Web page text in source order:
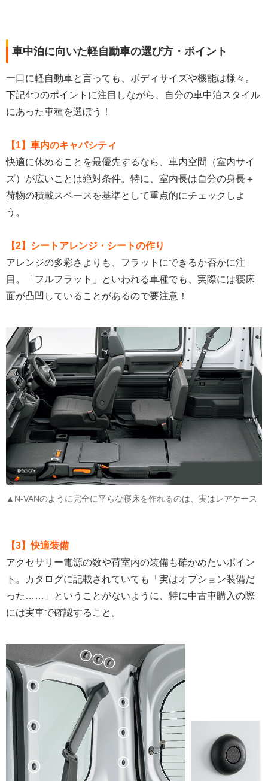
車中泊に向いた軽自動車の選び方・ポイント
一口に軽自動車と言っても、ボディサイズや機能は様々。
下記4つのポイントに注目しながら、自分の車中泊スタイル
にあった車種を選ぼう！
【1】車内のキャパシティ
快適に休めることを最優先するなら、車内空間（室内サイ
ズ）が広いことは絶対条件。特に、室内長は自分の身長＋
荷物の積載スペースを基準として重点的にチェックしよ
う。
【2】シートアレンジ・シートの作り
アレンジの多彩さよりも、フラットにできるか否かに注
目。「フルフラット」といわれる車種でも、実際には寝床
面が凸凹していることがあるので要注意！
▲N-VANのように完全に平らな寝床を作れるのは、実はレアケース
【3】快適装備
アクセサリー電源の数や荷室内の装備も確かめたいポイン
ト。カタログに記載されていても「実はオプション装備だ
った……」ということがないように、特に中古車購入の際
には実車で確認すること。